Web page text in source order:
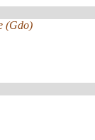
(Gdo)